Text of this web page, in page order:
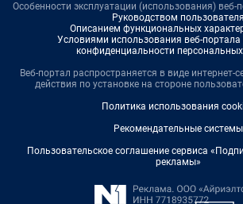
Особенности эксплуатации (использования) веб-
Руководством пользователя
Описанием функциональных
Условиями использования веб-портала
конфиденциальности
Веб-портал распространяется в виде интернет-
действия по установке на стороне
Политика использования
Рекомендательные системы
Пользовательское соглашение сервиса
рекламы»